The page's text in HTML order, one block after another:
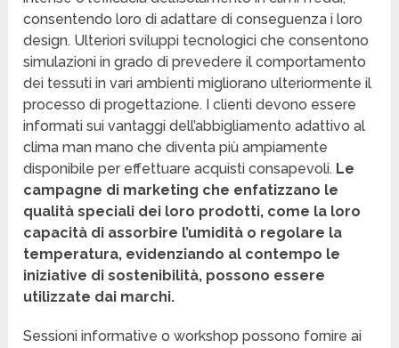
consentendo loro di adattare di conseguenza i loro
design. Ulteriori sviluppi tecnologici che consentono
simulazioni in grado di prevedere il comportamento
dei tessuti in vari ambienti migliorano ulteriormente il
processo di progettazione. I clienti devono essere
informati sui vantaggi dell’abbigliamento adattivo al
clima man mano che diventa più ampiamente
disponibile per effettuare acquisti consapevoli. Le
campagne di marketing che enfatizzano le
qualità speciali dei loro prodotti, come la loro
capacità di assorbire l’umidità o regolare la
temperatura, evidenziando al contempo le
iniziative di sostenibilità, possono essere
utilizzate dai marchi.
Sessioni informative o workshop possono fornire ai